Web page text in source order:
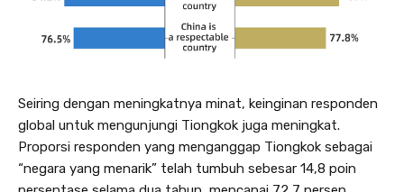
Seiring dengan meningkatnya minat, keinginan responden
global untuk mengunjungi Tiongkok juga meningkat.
Proporsi responden yang menganggap Tiongkok sebagai
“negara yang menarik” telah tumbuh sebesar 14,8 poin